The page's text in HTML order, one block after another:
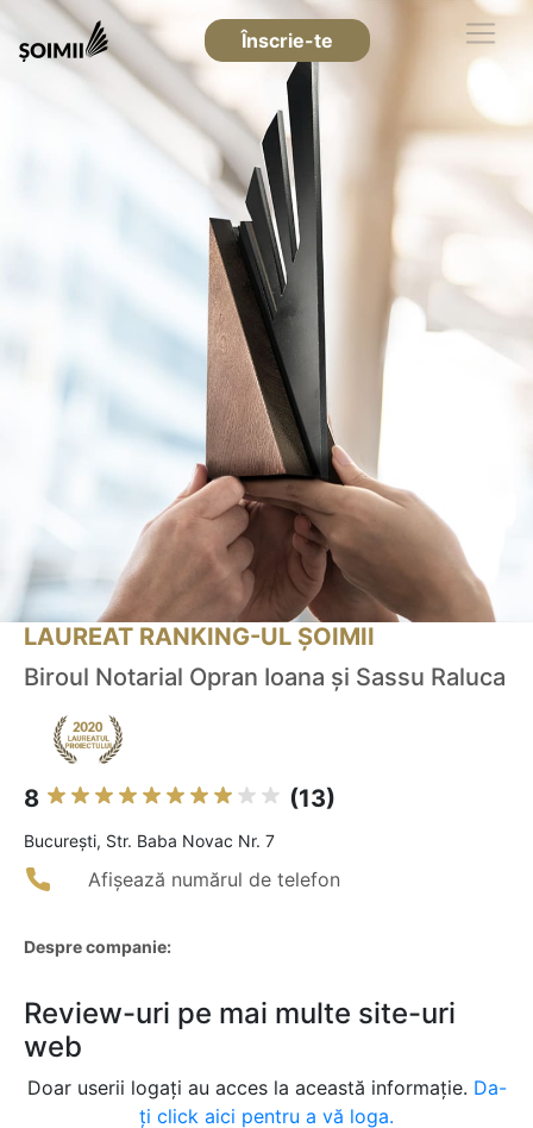
Înscrie-te
LAUREAT RANKING-UL ȘOIMII
Biroul Notarial Opran Ioana și Sassu Raluca
8 (13)
Bucureşti, Str. Baba Novac Nr. 7
Afișează numărul de telefon
Despre companie:
Review-uri pe mai multe site-uri
web
Doar userii logați au acces la această informație. Da-
ți click aici pentru a vă loga.